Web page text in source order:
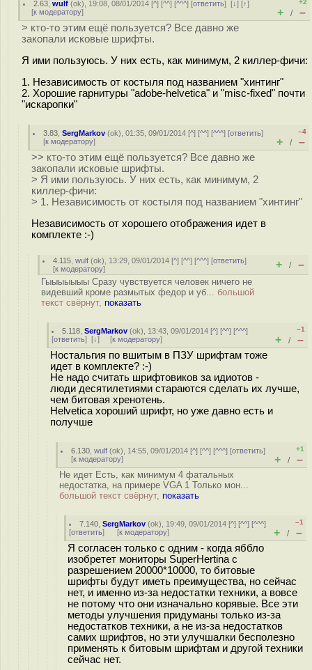
2.63 ,wulf (ok), 19:08, 08/01/2014 [^] [^^] [^^^] [ответить][↓] [↑]
[к модератору]
+2
+ / –
> кто-то этим ещё пользуется? Все давно же
закопали исковые шрифты.
Я ими пользуюсь. У них есть, как минимум, 2 киллер-фичи:
1. Независимость от костыля под названием "хинтинг"
2. Хорошие гарнитуры "adobe-helvetica" и "misc-fixed" почти
"искаропки"
3.83 ,SergMarkov (ok), 01:35, 09/01/2014 [^] [^^] [^^^] [ответить]
[к модератору]
–4
+ / –
>> кто-то этим ещё пользуется? Все давно же
закопали исковые шрифты.
> Я ими пользуюсь. У них есть, как минимум, 2
киллер-фичи:
> 1. Независимость от костыля под названием "хинтинг"
Независимость от хорошего отображения идет в
комплекте :-)
4.115 ,wulf (ok), 13:29, 09/01/2014 [^] [^^] [^^^] [ответить]
[к модератору] + / –
Гыыыыыыы Сразу чувствуется человек ничего не
видевший кроме размытых федор и уб... большой
текст свёрнут, показать
5.118 ,SergMarkov (ok), 13:43, 09/01/2014 [^] [^^] [^^^]
[ответить] [↓] [к модератору]
–1
+ / –
Ностальгия по вшитым в ПЗУ шрифтам тоже
идет в комплекте? :-)
Не надо считать шрифтовиков за идиотов -
люди десятилетиями стараются сделать их лучше,
чем битовая хренотень.
Helvetica хороший шрифт, но уже давно есть и
получше
6.130 ,wulf (ok), 14:55, 09/01/2014 [^] [^^] [^^^] [ответить]
[к модератору]
+1
+ / –
Не идет Есть, как минимум 4 фатальных
недостатка, на примере VGA 1 Только мон...
большой текст свёрнут, показать
7.140 ,SergMarkov (ok), 19:49, 09/01/2014 [^] [^^] [^^^]
[ответить] [к модератору]
–1
+ / –
Я согласен только с одним - когда яббло
изобретет мониторы SuperHertina c
разрешением 20000*10000, то битовые
шрифты будут иметь преимущества, но сейчас
нет, и именно из-за недостатки техники, а вовсе
не потому что они изначально корявые. Все эти
методы улучшения придуманы только из-за
недостатков техники, а не из-за недостатков
самих шрифтов, но эти улучшалки бесполезно
применять к битовым шрифтам и другой техники
сейчас нет.